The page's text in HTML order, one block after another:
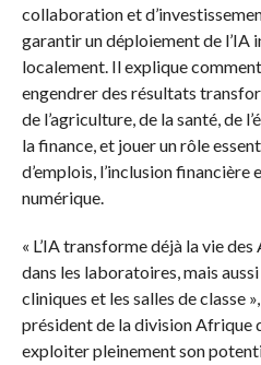
collaboration et
garantir un déploiement de l’IA
localement. Il explique
engendrer des résultats
de l’agriculture, de la santé, de
la finance, et jouer un rôle
d’emplois, l’inclusion
numérique.
« L’IA transforme déjà la vie
dans les laboratoires, mais
cliniques et les salles de classe
président de la division Afrique
exploiter pleinement son